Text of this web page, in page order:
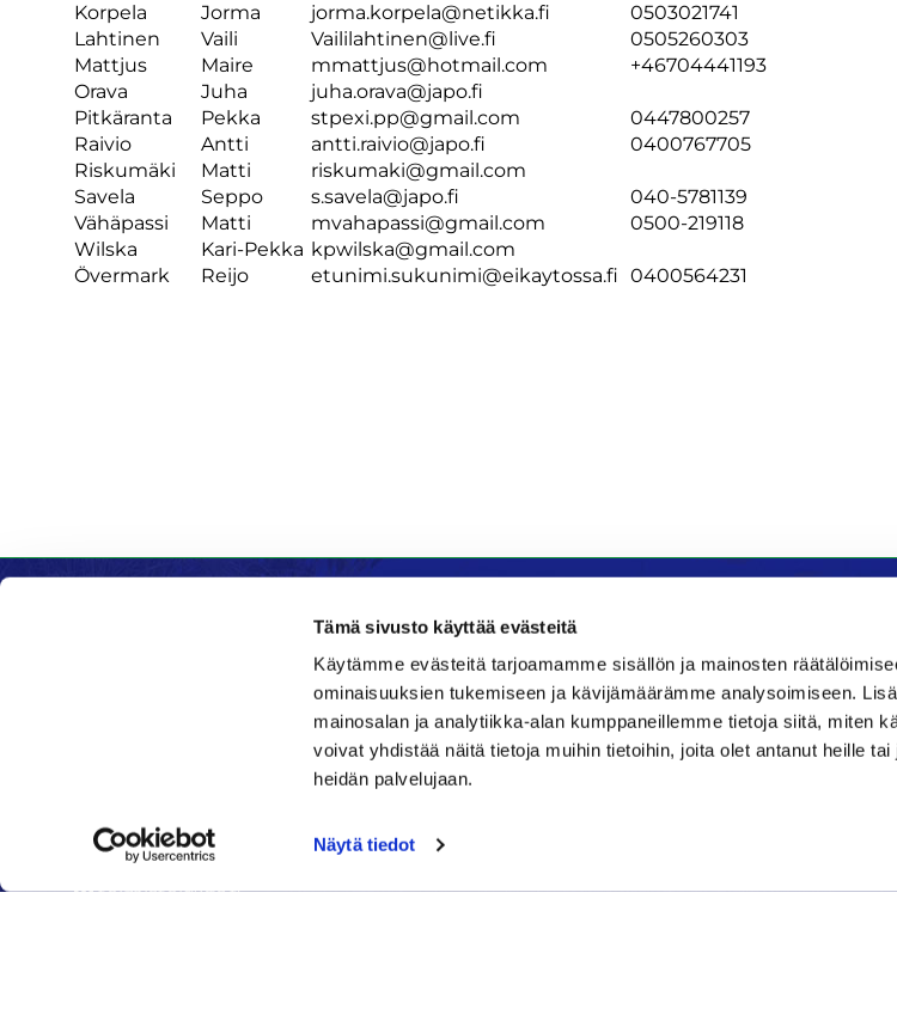
Tämä sivusto käyttää evästeitä
Käytämme evästeitä tarjoamamme sisällön ja mainosten
ominaisuuksien tukemiseen ja kävijämäärämme analysoimiseen.
mainosalan ja analytiikka-alan kumppaneillemme tietoja siitä, miten
voivat yhdistää näitä tietoja muihin tietoihin, joita olet antanut heille
heidän palvelujaan.
Näytä tiedot
Korpela
Jorma jorma.korpela@netikka.fi
0503021741
Lahtinen
Vaili Vaililahtinen@live.fi
0505260303
Mattjus
Maire mmattjus@hotmail.com
+46704441193
Orava
Juha
juha.orava@japo.fi
Pitkäranta
Pekka stpexi.pp@gmail.com
0447800257
Raivio
Antti antti.raivio@japo.fi
0400767705
Riskumäki
Matti
riskumaki@gmail.com
Savela
Seppo s.savela@japo.fi
040-5781139
Vähäpassi
Matti mvahapassi@gmail.com
0500-219118
Wilska
Kari-Pekka kpwilska@gmail.com
Övermark
Reijo etunimi.sukunimi@eikaytossa.fi 0400564231
Caddiemaster
06 46040682
toimisto@jgs.fi
Ravintola
Daniel's Bistro
Nykäläntie 177
62600 Lappajärvi